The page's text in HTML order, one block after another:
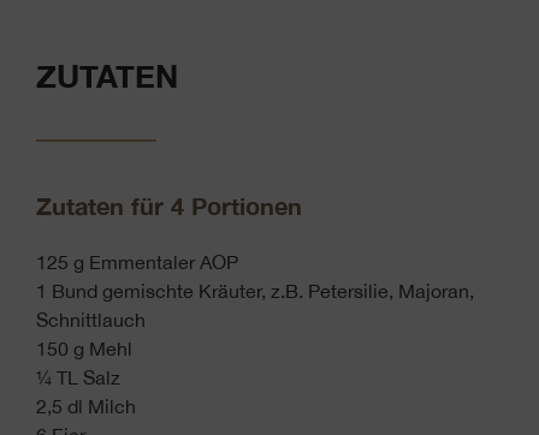
ZUTATEN
Zutaten für 4 Portionen
125 g Emmentaler AOP
1 Bund gemischte Kräuter, z.B. Petersilie, Majoran,
Schnittlauch
150 g Mehl
¼ TL Salz
2,5 dl Milch